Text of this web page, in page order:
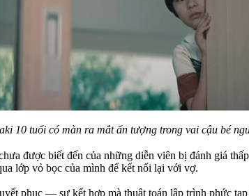
10 tuổi có màn ra mắt ấn tượng trong vai cậu bé
được biết đến của những diễn viên bị đánh giá
lớp vỏ bọc của mình để kết nối lại với vợ.
phục — sự kết hợp mà thuật toán lập trình phức